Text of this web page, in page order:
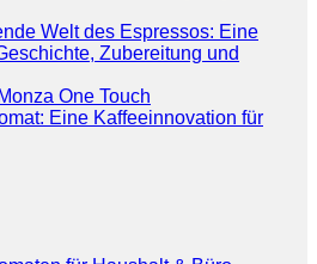
Welt des Espressos: Eine
Zubereitung und
One Touch
Eine Kaffeeinnovation für